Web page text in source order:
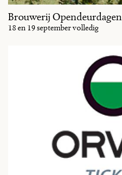
Brouwerij Opendeurdagen
18 en 19 september volledig